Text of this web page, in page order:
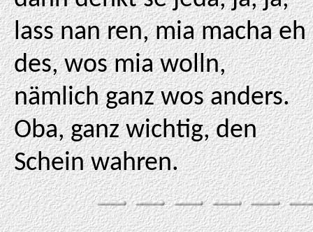
lass nan ren, mia macha eh
des, wos mia wolln,
nämlich ganz wos anders.
Oba, ganz wichtig, den
Schein wahren.